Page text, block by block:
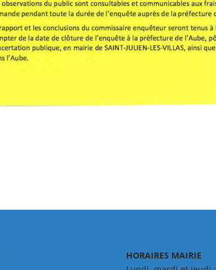
HORAIRES MAIRIE